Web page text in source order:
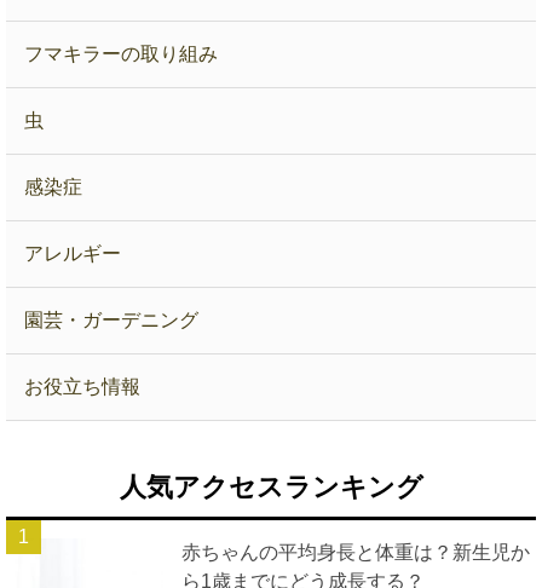
フマキラーの取り組み
虫
感染症
アレルギー
園芸・ガーデニング
お役立ち情報
人気アクセスランキング
赤ちゃんの平均身長と体重は？新生児か
ら1歳までにどう成長する？